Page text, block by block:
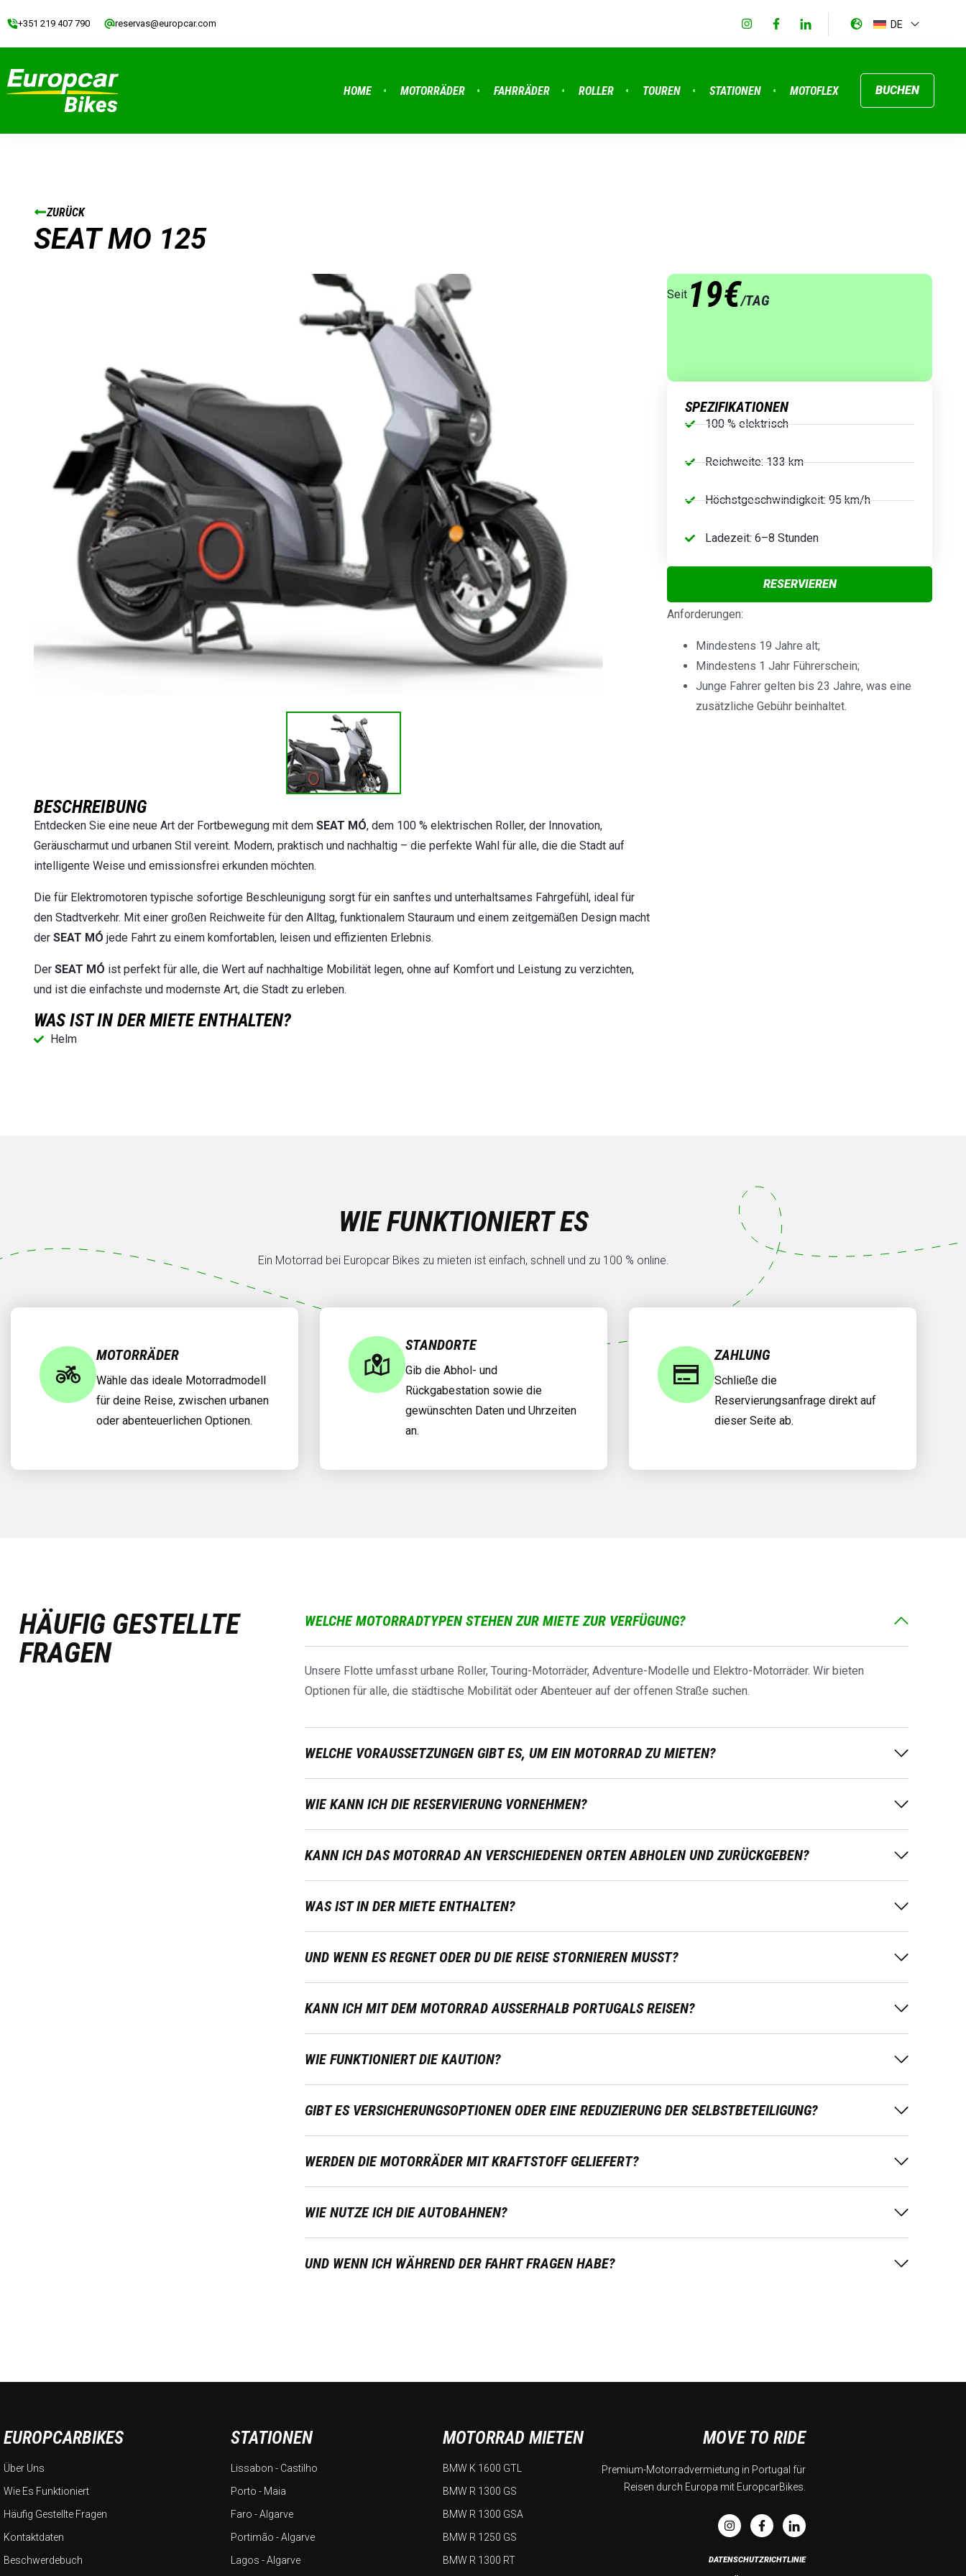
+351 219 407 790 reservas@europcar.com DE
HOME MOTORRÄDER FAHRRÄDER ROLLER TOUREN STATIONEN MOTOFLEX BUCHEN
ZURÜCK
SEAT MO 125
BESCHREIBUNG
Entdecken Sie eine neue Art der Fortbewegung mit dem SEAT MÓ, dem 100 % elektrischen Roller, der Innovation,
Geräuscharmut und urbanen Stil vereint. Modern, praktisch und nachhaltig – die perfekte Wahl für alle, die die Stadt auf
intelligente Weise und emissionsfrei erkunden möchten.
Die für Elektromotoren typische sofortige Beschleunigung sorgt für ein sanftes und unterhaltsames Fahrgefühl, ideal für
den Stadtverkehr. Mit einer großen Reichweite für den Alltag, funktionalem Stauraum und einem zeitgemäßen Design macht
der SEAT MÓ jede Fahrt zu einem komfortablen, leisen und effizienten Erlebnis.
Der SEAT MÓ ist perfekt für alle, die Wert auf nachhaltige Mobilität legen, ohne auf Komfort und Leistung zu verzichten,
und ist die einfachste und modernste Art, die Stadt zu erleben.
WAS IST IN DER MIETE ENTHALTEN?
Helm
Seit 19€/TAG
SPEZIFIKATIONEN
100 % elektrisch
Reichweite: 133 km
Höchstgeschwindigkeit: 95 km/h
Ladezeit: 6–8 Stunden
RESERVIEREN
Anforderungen:
Mindestens 19 Jahre alt;
Mindestens 1 Jahr Führerschein;
Junge Fahrer gelten bis 23 Jahre, was eine
zusätzliche Gebühr beinhaltet.
WIE FUNKTIONIERT ES
Ein Motorrad bei Europcar Bikes zu mieten ist einfach, schnell und zu 100 % online.
MOTORRÄDER
Wähle das ideale Motorradmodell
für deine Reise, zwischen urbanen
oder abenteuerlichen Optionen.
STANDORTE
Gib die Abhol- und
Rückgabestation sowie die
gewünschten Daten und Uhrzeiten
an.
ZAHLUNG
Schließe die
Reservierungsanfrage direkt auf
dieser Seite ab.
HÄUFIG GESTELLTE
FRAGEN
WELCHE MOTORRADTYPEN STEHEN ZUR MIETE ZUR VERFÜGUNG?
Unsere Flotte umfasst urbane Roller, Touring-Motorräder, Adventure-Modelle und Elektro-Motorräder. Wir bieten
Optionen für alle, die städtische Mobilität oder Abenteuer auf der offenen Straße suchen.
WELCHE VORAUSSETZUNGEN GIBT ES, UM EIN MOTORRAD ZU MIETEN?
WIE KANN ICH DIE RESERVIERUNG VORNEHMEN?
KANN ICH DAS MOTORRAD AN VERSCHIEDENEN ORTEN ABHOLEN UND ZURÜCKGEBEN?
WAS IST IN DER MIETE ENTHALTEN?
UND WENN ES REGNET ODER DU DIE REISE STORNIEREN MUSST?
KANN ICH MIT DEM MOTORRAD AUSSERHALB PORTUGALS REISEN?
WIE FUNKTIONIERT DIE KAUTION?
GIBT ES VERSICHERUNGSOPTIONEN ODER EINE REDUZIERUNG DER SELBSTBETEILIGUNG?
WERDEN DIE MOTORRÄDER MIT KRAFTSTOFF GELIEFERT?
WIE NUTZE ICH DIE AUTOBAHNEN?
UND WENN ICH WÄHREND DER FAHRT FRAGEN HABE?
EUROPCARBIKES
Über Uns
Wie Es Funktioniert
Häufig Gestellte Fragen
Kontaktdaten
Beschwerdebuch
STATIONEN
Lissabon - Castilho
Porto - Maia
Faro - Algarve
Portimão - Algarve
Lagos - Algarve
MOTORRAD MIETEN
BMW K 1600 GTL
BMW R 1300 GS
BMW R 1300 GSA
BMW R 1250 GS
BMW R 1300 RT
MOVE TO RIDE
Premium-Motorradvermietung in Portugal für
Reisen durch Europa mit EuropcarBikes.
DATENSCHUTZRICHTLINIE